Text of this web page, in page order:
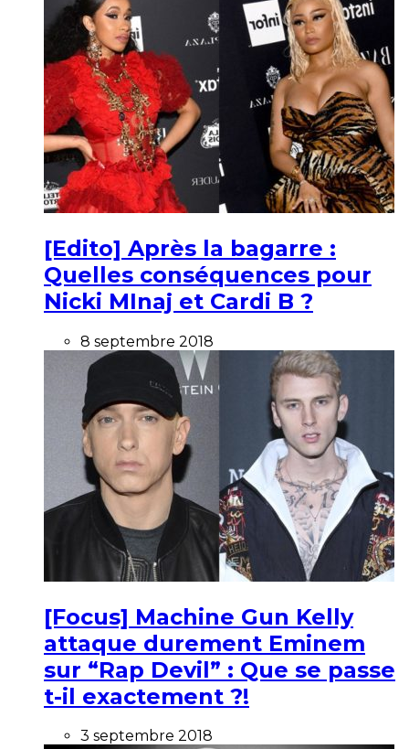
[Edito] Après la bagarre :
Quelles conséquences pour
Nicki MInaj et Cardi B ?
8 septembre 2018
[Focus] Machine Gun Kelly
attaque durement Eminem
sur “Rap Devil” : Que se passe
t-il exactement ?!
3 septembre 2018